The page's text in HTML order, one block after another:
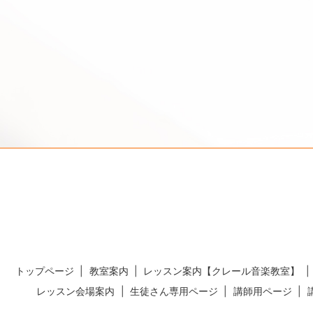
トップページ 教室案内
レッスン案内【クレール音楽教室】
レッスン会場案内
生徒さん専用ページ 講師用ページ